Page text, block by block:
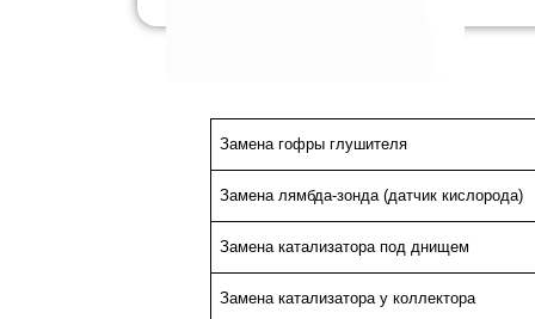
Замена гофры глушителя
Замена лямбда-зонда (датчик кислорода)
Замена катализатора под днищем
Замена катализатора у коллектора